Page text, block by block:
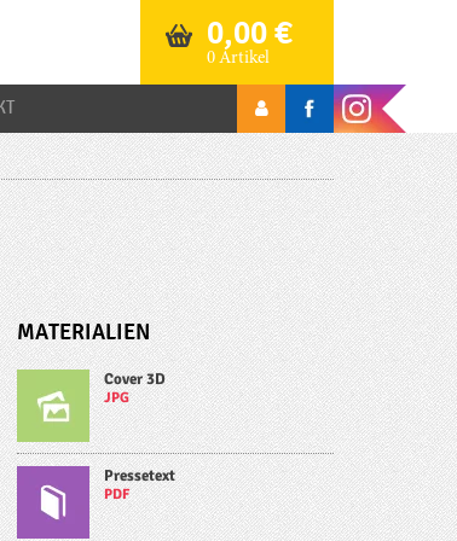
0,00€
0 Artikel
MATERIALIEN
Cover 3D
JPG
Pressetext
PDF